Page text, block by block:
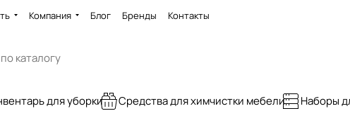
Компания Блог Бренды Контакты
для уборки Средства для химчистки мебели Наборы